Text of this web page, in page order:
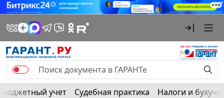
Бюджетный учет Судебная практика Налоги и